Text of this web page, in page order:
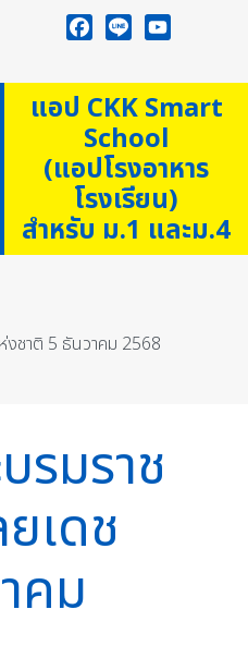
แอป CKK Smart
School
(แอปโรงอาหาร
โรงเรียน)
สำหรับ ม.1 และม.4
ชาติ 5 ธันวาคม 2568
รมราช
เดช
คม